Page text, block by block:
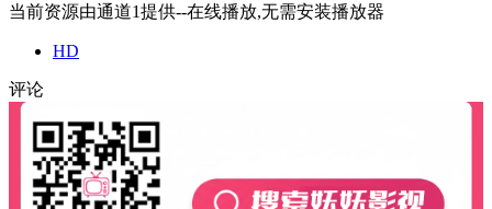
当前资源由通道1提供--在线播放,无需安装播放器
HD
评论